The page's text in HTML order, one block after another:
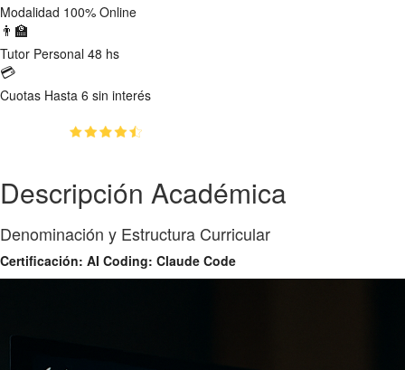
Modalidad 100% Online
👨‍🏫
Tutor Personal 48 hs
💳
Cuotas Hasta 6 sin interés
Descripción Académica
Denominación y Estructura Curricular
Certificación: AI Coding: Claude Code